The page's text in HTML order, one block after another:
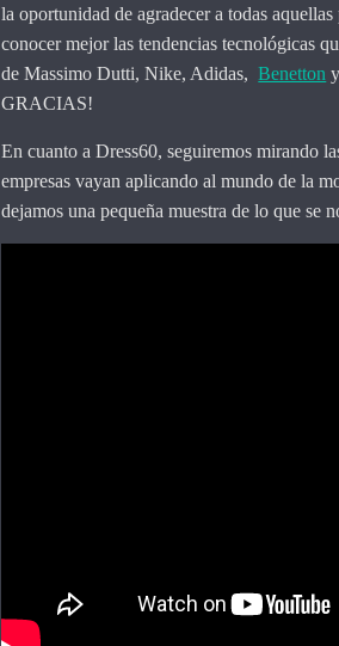
la oportunidad de agradecer a todas
conocer mejor las tendencias tecnológicas
de Massimo Dutti, Nike, Adidas,Benetton
GRACIAS!
En cuanto a Dress60, seguiremos mirando
empresas vayan aplicando al mundo de la
dejamos una pequeña muestra de lo que se